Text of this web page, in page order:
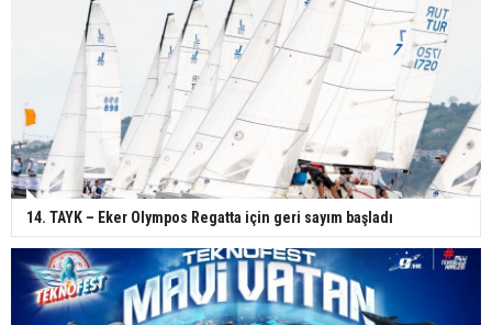
14. TAYK – Eker Olympos Regatta için geri sayım başladı